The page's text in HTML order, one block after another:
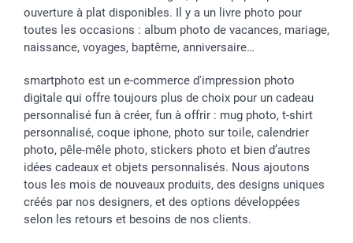
ouverture à plat disponibles. Il y a un livre photo pour
toutes les occasions : album photo de vacances, mariage,
naissance, voyages, baptême, anniversaire…
smartphoto est un e-commerce d'impression photo
digitale qui offre toujours plus de choix pour un cadeau
personnalisé fun à créer, fun à offrir : mug photo, t-shirt
personnalisé, coque iphone, photo sur toile, calendrier
photo, pêle-mêle photo, stickers photo et bien d’autres
idées cadeaux et objets personnalisés. Nous ajoutons
tous les mois de nouveaux produits, des designs uniques
créés par nos designers, et des options développées
selon les retours et besoins de nos clients.